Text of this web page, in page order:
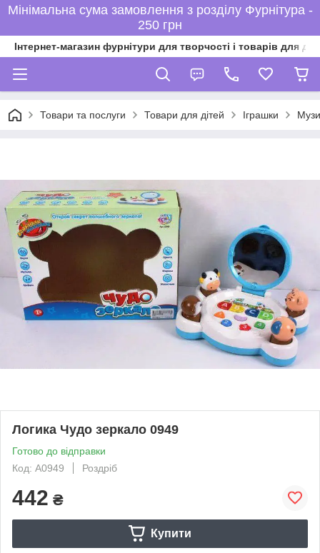
Мінімальна сума замовлення з розділу Фурнітура -
250 грн
Інтернет-магазин фурнітури для творчості і товарів для
Товари та послуги Товари для дітей Іграшки
Логика Чудо зеркало 0949
Готово до відправки
Код: A0949
Роздріб
442 ₴
Купити